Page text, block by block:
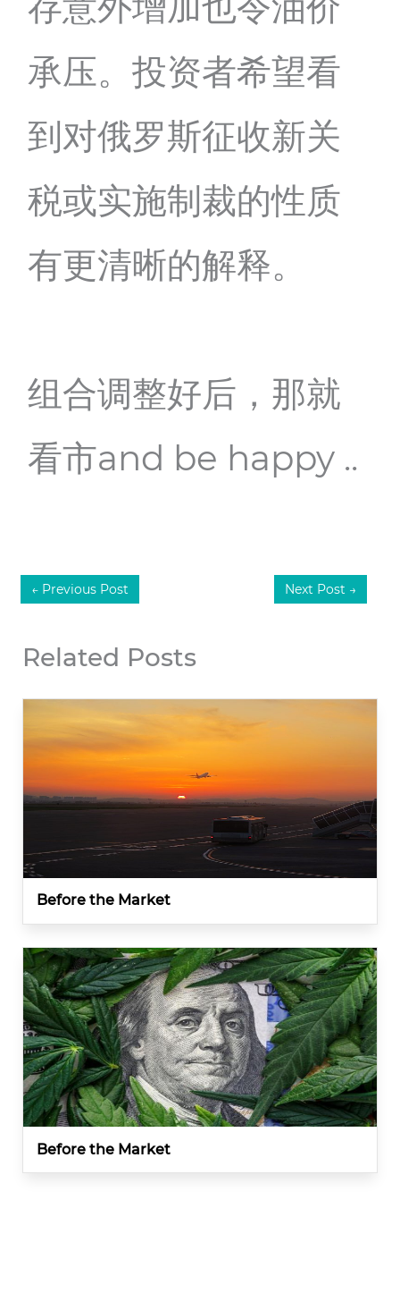
承压。投资者希望看
到对俄罗斯征收新关
税或实施制裁的性质
有更清晰的解释。
组合调整好后，那就
看市and be happy ..
← Previous Post Next Post →
Related Posts
Before the Market
Before the Market